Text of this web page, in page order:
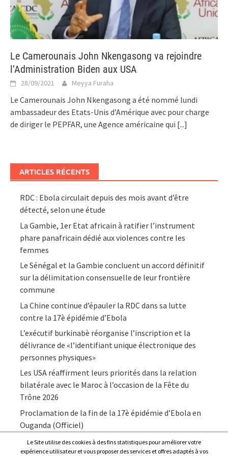
Le Camerounais John Nkengasong va rejoindre
l’Administration Biden aux USA
28/09/2021 Meyya Furaha
Le Camerounais John Nkengasong a été nommé lundi
ambassadeur des Etats-Unis d’Amérique avec pour charge
de diriger le PEPFAR, une Agence américaine qui [...]
ARTICLES RÉCENTS
RDC : Ebola circulait depuis des mois avant d’être
détecté, selon une étude
La Gambie, 1er Etat africain à ratifier l’instrument
phare panafricain dédié aux violences contre les
femmes
Le Sénégal et la Gambie concluent un accord définitif
sur la délimitation consensuelle de leur frontière
commune
La Chine continue d’épauler la RDC dans sa lutte
contre la 17è épidémie d’Ebola
L’exécutif burkinabè réorganise l’inscription et la
délivrance de «l’identifiant unique électronique des
personnes physiques»
Les USA réaffirment leurs priorités dans la relation
bilatérale avec le Maroc à l’occasion de la Fête du
Trône 2026
Proclamation de la fin de la 17è épidémie d’Ebola en
Ouganda (Officiel)
Le Site utilise des cookies à des fins statistiques pour améliorer votre
expérience utilisateur et vous proposer des services et offres adaptés à vos